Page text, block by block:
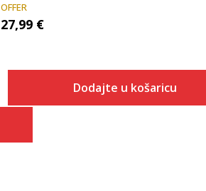
OFFER
27,99 €
Dodajte u košaricu